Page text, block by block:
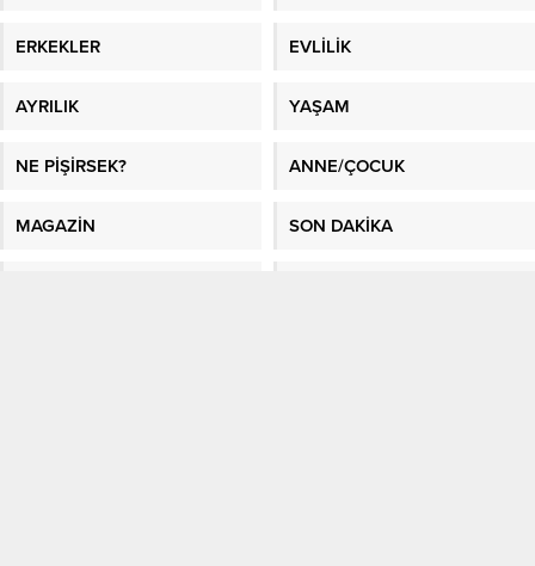
ERKEKLER EVLİLİK
AYRILIK YAŞAM
NE PİŞİRSEK? ANNE/ÇOCUK
MAGAZİN SON DAKİKA